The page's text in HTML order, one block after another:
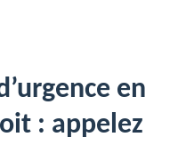
en
: appelez